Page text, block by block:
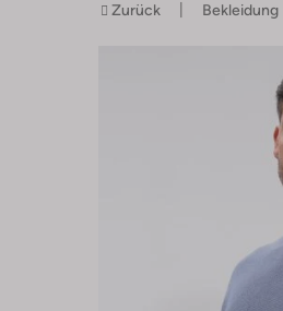
Zurück Bekleidung